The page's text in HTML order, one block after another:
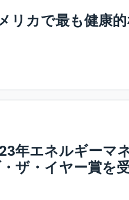
リカで最も健康
年エネルギーマ
ザ・イヤー賞を